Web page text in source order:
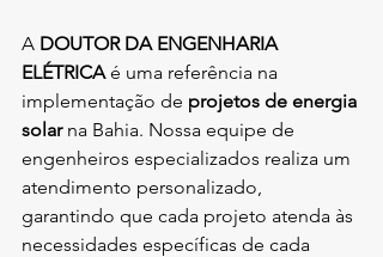
A DOUTOR DA ENGENHARIA
ELÉTRICA é uma referência na
implementação de projetos de energia
solar na Bahia. Nossa equipe de
engenheiros especializados realiza um
atendimento personalizado,
garantindo que cada projeto atenda às
necessidades específicas de cada